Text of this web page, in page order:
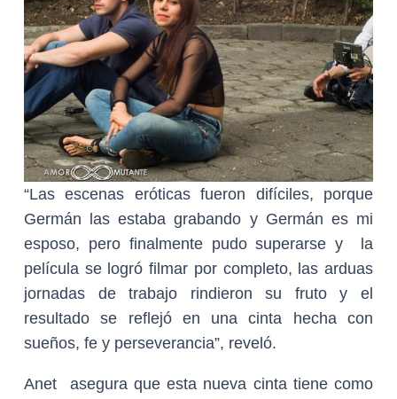
“Las escenas eróticas fueron difíciles, porque
Germán las estaba grabando y Germán es mi
esposo, pero finalmente pudo superarse y la
película se logró filmar por completo, las arduas
jornadas de trabajo rindieron su fruto y el
resultado se reflejó en una cinta hecha con
sueños, fe y perseverancia”, reveló.
Anet asegura que esta nueva cinta tiene como